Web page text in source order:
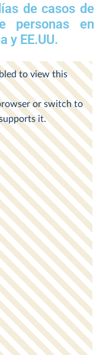
de casos de
personas en
y EE.UU.